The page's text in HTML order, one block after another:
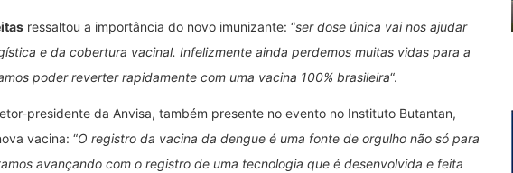
ressaltou a importância do novo imunizante: “ser dose única vai nos ajudar
e da cobertura vacinal. Infelizmente ainda perdemos muitas vidas para a
poder reverter rapidamente com uma vacina 100% brasileira“.
presidente da Anvisa, também presente no evento no Instituto Butantan,
vacina: “O registro da vacina da dengue é uma fonte de orgulho não só para
avançando com o registro de uma tecnologia que é desenvolvida e feita